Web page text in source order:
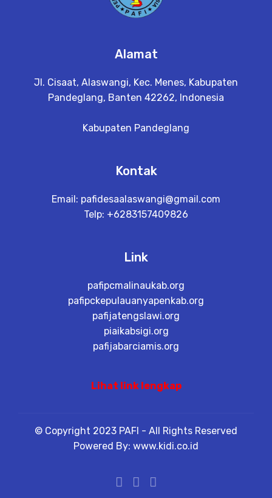
Alamat
Jl. Cisaat, Alaswangi, Kec. Menes, Kabupaten
Pandeglang, Banten 42262, Indonesia
Kabupaten Pandeglang
Kontak
Email: pafidesaalaswangi@gmail.com
Telp: +6283157409826
Link
pafipcmalinaukab.org
pafipckepulauanyapenkab.org
pafijatengslawi.org
piaikabsigi.org
pafijabarciamis.org
Lihat link lengkap
© Copyright 2023 PAFI - All Rights Reserved
Powered By: www.kidi.co.id